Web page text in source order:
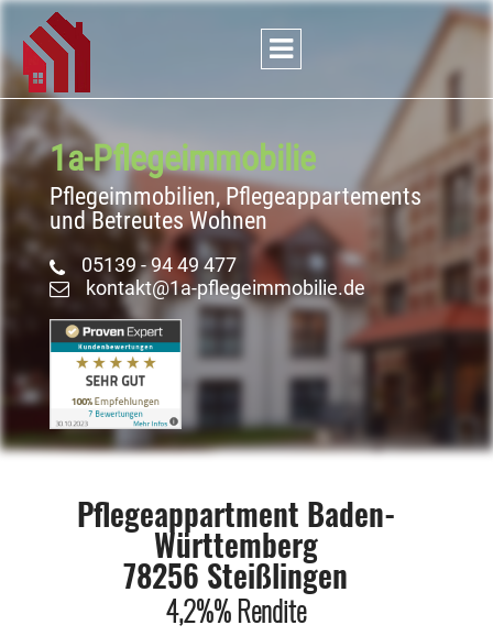
1a-Pflege­immobilie
Pflegeimmobilien, Pflegeappartements
und Betreutes Wohnen
05139 - 94 49 477
kontakt@1a-pflegeimmobilie.de
Pflegeappartment Baden-
Württemberg
78256 Steißlingen
4,2%% Rendite